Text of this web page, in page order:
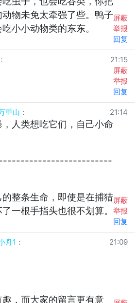
物未免太牵强了些。鸭子
小小动物类的东东。
屏蔽
举报
回复
： 21:15
屏蔽
举报
回复
重山 ： 21:14
人类想吃它们，自己小命
整条生命，即使是在捕猎
一根手指头也很不划算。
屏蔽
举报
回复
舟1 ： 21:09
，而大家的留言更有意